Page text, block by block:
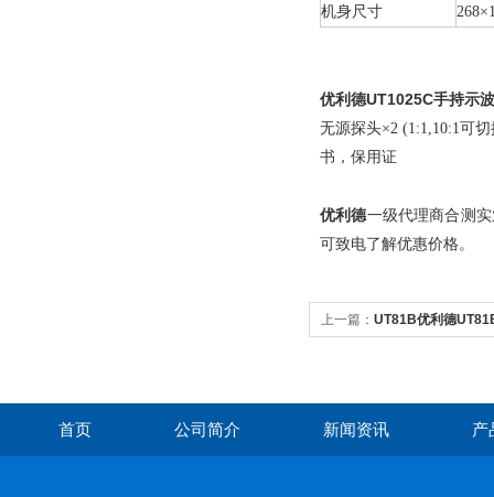
机身尺寸 268
优利德UT1025C手持示
无源探头×2 (1:1,10:1可
书，保用证
优利德一级代理商合测
可致电了解优惠价格。
上一篇： UT81B优利德
首页 公司简介 新闻资讯 产